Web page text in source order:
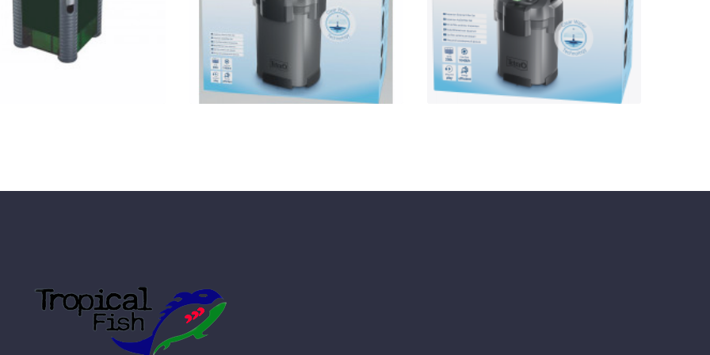
KOSÁRBA
GYORSNÉZET
KOSÁRBA
GYORSNÉZET
KOSÁRBA
GYORSNÉZET